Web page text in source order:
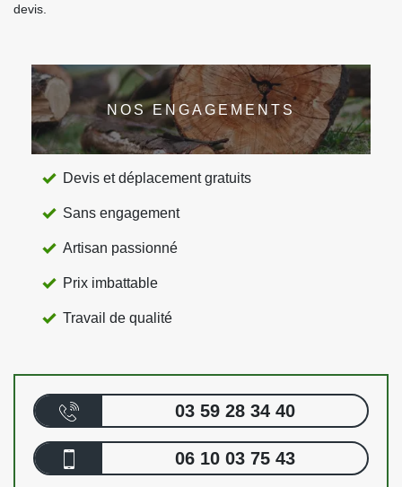
devis.
NOS ENGAGEMENTS
Devis et déplacement gratuits
Sans engagement
Artisan passionné
Prix imbattable
Travail de qualité
03 59 28 34 40
06 10 03 75 43